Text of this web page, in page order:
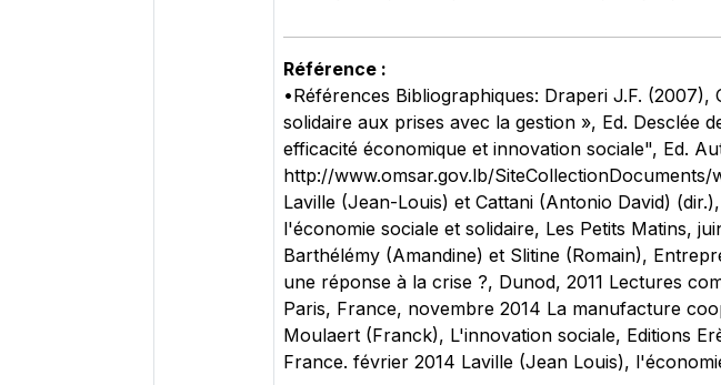
Référence :
•Références Bibliographiques: Draperi J.F. (2007),
solidaire aux prises avec la gestion », Ed. Desclée
efficacité économique et innovation sociale", Ed.
http://www.omsar.gov.lb/
Laville (Jean-Louis) et Cattani (Antonio David)
l'économie sociale et solidaire, Les Petits Matins,
Barthélémy (Amandine) et Slitine (Romain),
une réponse à la crise ?, Dunod, 2011 Lectures
Paris, France, novembre 2014 La manufacture
Moulaert (Franck), L'innovation sociale, Editions
France. février 2014 Laville (Jean Louis),